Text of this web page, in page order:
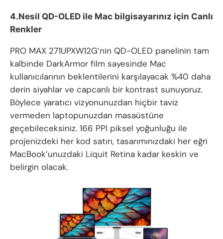
4.Nesil QD-OLED ile Mac bilgisayarınız için Canlı
Renkler
PRO MAX 271UPXW12G’nin QD-OLED panelinin tam
kalbinde DarkArmor film sayesinde Mac
kullanıcılarının beklentilerini karşılayacak %40 daha
derin siyahlar ve capcanlı bir kontrast sunuyoruz.
Böylece yaratıcı vizyonunuzdan hiçbir taviz
vermeden laptopunuzdan masaüstüne
geçebileceksiniz. 166 PPI piksel yoğunluğu ile
projenizdeki her kod satırı, tasarımınızdaki her eğri
MacBook’unuzdaki Liquit Retina kadar keskin ve
belirgin olacak.